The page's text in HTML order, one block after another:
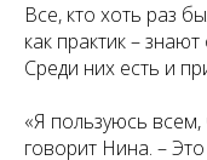
Все, кто хоть раз
как практик –
Среди них есть и
«Я пользуюсь
говорит Нина. –